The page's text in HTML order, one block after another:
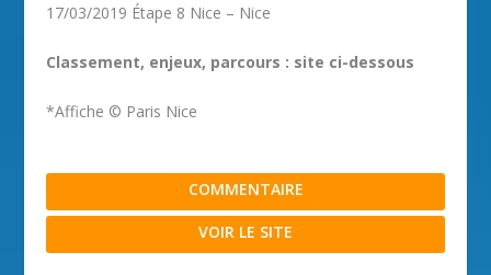
17/03/2019 Étape 8 Nice – Nice
Classement, enjeux, parcours : site ci-dessous
*Affiche © Paris Nice
COMMENTAIRE
VOIR LE SITE